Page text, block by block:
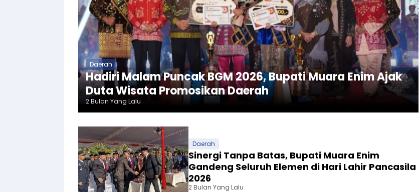
Daerah
Hadiri Malam Puncak BGM 2026, Bupati Muara Enim Ajak
Duta Wisata Promosikan Daerah
2 Bulan Yang Lalu
Daerah
Sinergi Tanpa Batas, Bupati Muara Enim
Gandeng Seluruh Elemen di Hari Lahir Pancasila
2026
2 Bulan Yang Lalu